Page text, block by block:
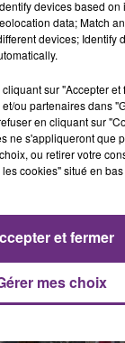
VIE .
FLASHÉ
devices based on
data; Match
devices; Identify
sur "Accepter et
ou partenaires dans
en cliquant sur
ne s'appliqueront que
ou retirer votre
cookies" situé en
mes choix
et fermer